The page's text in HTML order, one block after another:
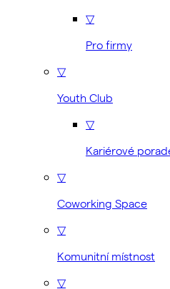
▽
Pro firmy
▽
Youth Club
▽
Kariérové
▽
Coworking Space
▽
Komunitní místnost
▽